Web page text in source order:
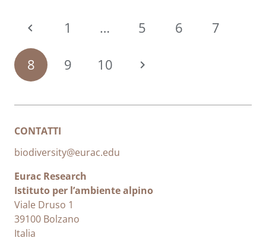
1 … 5 6 7
8 9 10
CONTATTI
biodiversity@eurac.edu
Eurac Research
Istituto per l’ambiente alpino
Viale Druso 1
39100 Bolzano
Italia